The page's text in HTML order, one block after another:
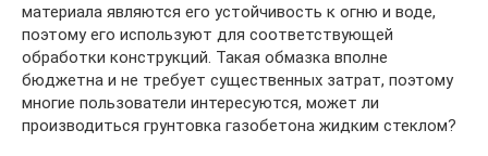
материала являются его устойчивость к огню и воде,
поэтому его используют для соответствующей
обработки конструкций. Такая обмазка вполне
бюджетна и не требует существенных затрат, поэтому
многие пользователи интересуются, может ли
производиться грунтовка газобетона жидким стеклом?